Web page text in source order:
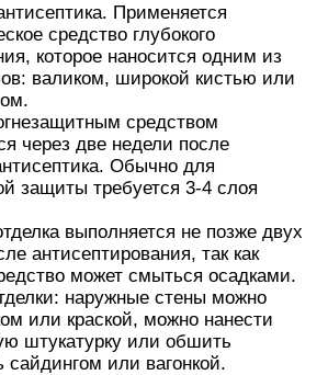
Применяется
средство глубокого
которое наносится одним из
валиком, широкой кистью или
средством
через две недели после
Обычно для
защиты требуется 3-4 слоя
выполняется не позже двух
антисептирования, так как
может смыться осадками.
наружные стены можно
или краской, можно нанести
штукатурку или обшить
сайдингом или вагонкой.